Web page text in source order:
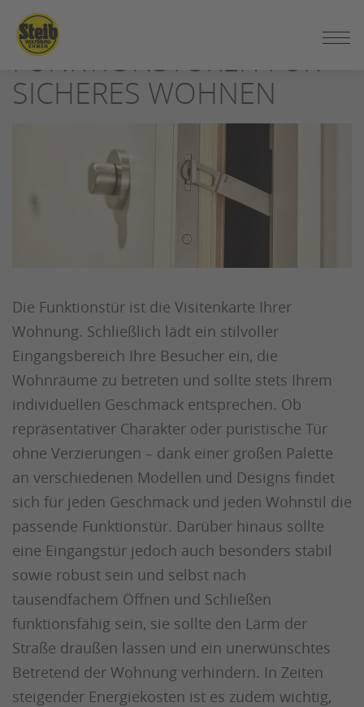
ZUM
SEITENINHALT
SPRINGEN
FUNKTIONSTÜREN FÜR
SICHERES WOHNEN
Die Funktionstür ist die Visitenkarte Ihrer
Wohnung. Schließlich lädt ein stilvoller
Eingangsbereich Ihre Besucher ein, die
Wohnräume zu betreten und sollte stets Ihrem
individuellen Geschmack entsprechen. Ob
repräsentativer Charakter oder puristische Tür
ohne Verzierungen – dank einer großen Palette
an verschiedenen Modellen und Designs findet
sich für jeden Geschmack und jeden Wohnstil die
passende Funktionstür. Darüber hinaus sollte
eine Eingangstür jedoch auch besonders stabil
sowie robust sein und selbst nach
tausendfachem Öffnen und Schließen
funktionsfähig sein, sie sollte den Lärm der
Straße draußen lassen und ein unerwünschtes
Betretend der Wohnung verhindern. In Zeiten
steigender Energiekosten ist es zudem wichtig,